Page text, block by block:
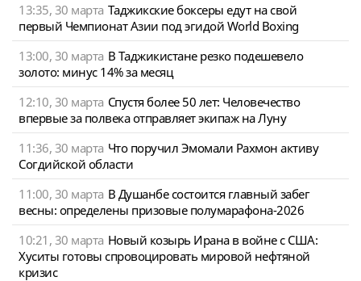
13:35, 30 марта Таджикские боксеры едут на свой
первый Чемпионат Азии под эгидой World Boxing
13:00, 30 марта В Таджикистане резко подешевело
золото: минус 14% за месяц
12:10, 30 марта Спустя более 50 лет: Человечество
впервые за полвека отправляет экипаж на Луну
11:36, 30 марта Что поручил Эмомали Рахмон активу
Согдийской области
11:00, 30 марта В Душанбе состоится главный забег
весны: определены призовые полумарафона-2026
10:21, 30 марта Новый козырь Ирана в войне с США:
Хуситы готовы спровоцировать мировой нефтяной
кризис